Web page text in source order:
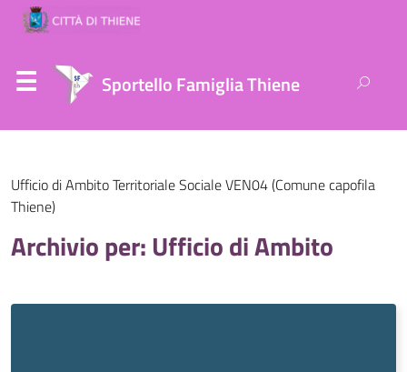
Sportello Famiglia Thiene
per:
Ufficio di Ambito Territoriale Sociale VEN04 (Comune capofila
Thiene)
Archivio per: Ufficio di Ambito